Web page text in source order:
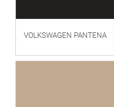
VOLKSWAGEN PANTENA